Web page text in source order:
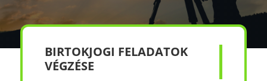
BIRTOKJOGI FELADATOK
VÉGZÉSE